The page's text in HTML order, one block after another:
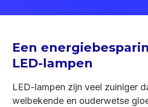
Een
LED-lampen
LED-lampen zijn veel zuiniger
welbekende en ouderwetse